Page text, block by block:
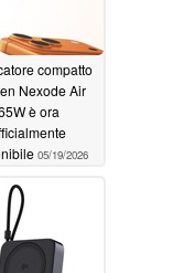
compatto
Nexode Air
è ora
05/19/2026